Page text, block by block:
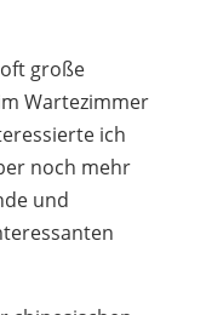
große
Wartezimmer
ich
noch mehr
und